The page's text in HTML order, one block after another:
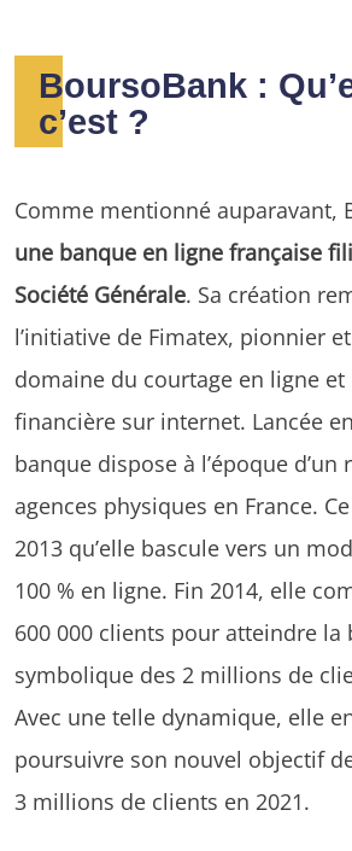
BoursoBank :
c’est ?
Comme mentionné auparavant,
une banque en ligne française
Société Générale. Sa création
l’initiative de Fimatex, pionnier
domaine du courtage en ligne et
financière sur internet. Lancée
banque dispose à l’époque d’un
agences physiques en France. Ce
2013 qu’elle bascule vers un
100 % en ligne. Fin 2014, elle
600 000 clients pour atteindre la
symbolique des 2 millions de
Avec une telle dynamique, elle
poursuivre son nouvel objectif
3 millions de clients en 2021.